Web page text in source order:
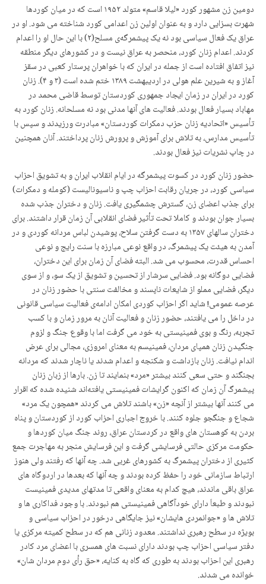
دومین زن مشهور کورد «لیلا قاسم» متولد ۱۹۵۲ است کە در میان کوردها
شهرت بسزایی دارد و به عنوان اولین زن اعدامی کورد شناختە می شود. او در
عراق یک فعال سیاسی بود نە یک پیشمرگەی مسلح(۲) با این حال او را اعدام
کردند. اعدام زنان کورد، منحصر به عراق نیست و در کشورهای دیگر منطقه
نیز اتفاق افتاده است از جمله در ایران که با خواهران پرستار کعبی در سقز
آغاز و بە شیرین علم هولی در اردیبهشت ۱۳۸۹ ختم شدە است (۳ و ۴). زنان
کورد در ایران در زمان ایجاد جمهوری کوردستان توسط قاضی محمد در
مهاباد بسیار فعال بودند. فعالیت های آنها مدنی بود نە مسلحانە. زنان کورد بە
تأسیس «اتحادیە زنان حزب دمکرات کوردستان» مبادرت ورزیدند و سپس با
تأسیس مدارس، بە تلاش برای آموزش و پرورش زنان پرداختند. آنان همچنین
در چاپ نشریات نیز فعال بودند.
حضور زنان کورد در کسوت پیشمرگە در ایام انقلاب ایران و بە تشویق احزاب
سیاسی کورد، در جریان رقابت احزاب چپ و ناسیونالیست (کوملە و دمکرات)
برای جذب اعضای زن، گسترش چشمگیری یافت. زنان و دختران جذب شدە
بسیار جوان بودند و کاملا تحت تأثیر فضای انقلابی آن زمان قرار داشتند. برای
دختران سالهای ۱۳۵۷ به دست گرفتن سلاح، پوشیدن لباس مردانە کوردی و در
آمدن بە هیئت یک پیشمرگ، در واقع نوعی مبارزە با سنت رایج و نوعی
احساس قدرت، محسوب می شد. البتە فضای آن زمان برای این دختران،
فضایی دوگانە بود. فضایی سرشار از تحسین و تشویق از یک سو، و از سوی
دیگر، فضایی مملو از شایعات ناپسند و مخالفت سنتی با حضور زنان در
عرصه عمومی! شاید اگر احزاب کوردی امکان ادامەی فعالیت سیاسی قانونی
در داخل را می یافتند، حضور زنان و فعالیت آنان بە مرور زمان و با کسب
تجربە، رنگ و بوی فمینیستی به خود می گرفت اما با وقوع جنگ و لزوم
جنگیدن زنان همپای مردان، فمینیسم بە معنای امروزی، مجالی برای عرض
اندام نیافت. زنان بازداشت و شکنجە و اعدام شدند یا ناچار شدند کە مردانە
بجنگند و حتی سعی کنند بیشتر «مرد» بنمایند تا زن. بارها از زبان زنان
پیشمرگ آن زمان کە اکنون گرایشات فمینیستی یافتەاند شنیدە شدە کە اقرار
می کنند آنها بیشتر از آنچە «زن» باشند تلاش می کردند «همچون یک مرد»
شجاع و جنگجو جلوه کنند. با خروج اجباری احزاب کورد از کوردستان و پناه
بردن بە کوهستان های واقع در کردستان عراق، روند جنگ میان کوردها و
حکومت مرکزی حالتی فرسایشی گرفت و این فرسایش منجر بە مهاجرت جمع
کثیری از دختران پیشمرگ بە کشورهای غربی شد. چە آنها کە رفتند ولی هنوز
ارتباط سازمانی خود را حفظ کردە بودند و چە آنها کە بعدها در اردوگاه های
عراق باقی ماندند، هیچ کدام بە معنای واقعی تا مدتهای مدیدی فمینیست
نبودند و طبعاَ دارای خودآگاهی فمینیستی هم نبودند. با وجود فداکاری ها و
تلاش ها و «جوانمردی هایشان» نیز جایگاهی درخور در احزاب سیاسی و
بویژە در سطح رهبری نداشتند. معدود زنانی هم کە در سطح کمیتە مرکزی یا
دفتر سیاسی احزاب چپ بودند دارای نسبت های همسری با اعضای مرد کادر
رهبری این احزاب بودند به طوری کە گاه بە کنایە، «حق رأی دوم مردان شان»
خواندە می شدند.